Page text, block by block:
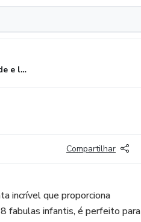
contos de amizade e lealdade
Compartilhar
incrível que proporciona
fabulas infantis, é perfeito para